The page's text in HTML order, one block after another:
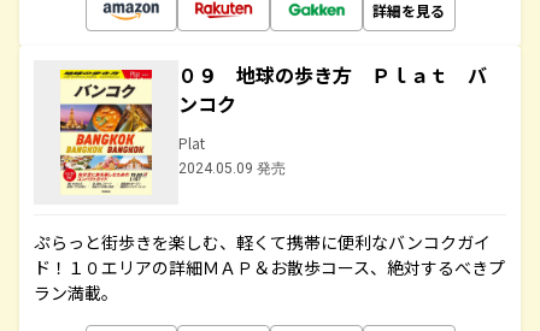
詳細を見る
０９ 地球の歩き方 Ｐｌａｔ バ
ンコク
Plat
2024.05.09 発売
ぷらっと街歩きを楽しむ、軽くて携帯に便利なバンコクガイ
ド！１０エリアの詳細ＭＡＰ＆お散歩コース、絶対するべきプ
ラン満載。